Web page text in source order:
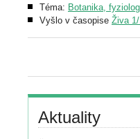
Téma: Botanika,
Vyšlo v časopise Živa
Aktuality